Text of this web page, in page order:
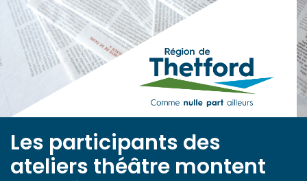
submenu (Documentation )
Les participants des
ateliers théâtre montent